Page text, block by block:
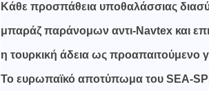
Κάθε προσπάθεια υποθαλάσσιας
μπαράζ παράνομων αντι-Navtex και
η τουρκική άδεια ως προαπαιτούμενο
Το ευρωπαϊκό αποτύπωμα του SEA-